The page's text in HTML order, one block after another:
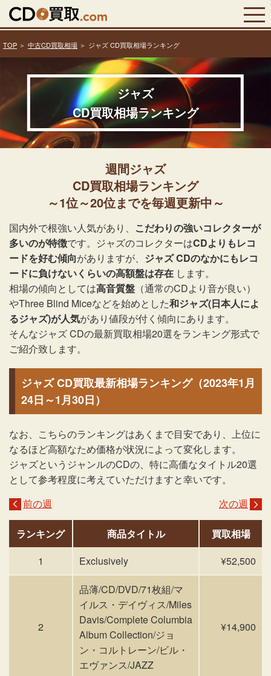
TOP 中古CD買取相場 ジャズ CD買取相場ランキング
ジャズ
CD買取相場ランキング
週間ジャズ
CD買取相場ランキング
～1位～20位までを毎週更新中～
国内外で根強い人気があり、 こだわりの強いコレクターが
多いのが特徴です。ジャズのコレクターはCDよりもレコ
ードを好む傾向がありますが、 ジャズ CDのなかにもレコ
ードに負けないくらいの高額盤は存在 します。
相場の傾向としては高音質盤 （通常のCDより音が良い）
やThree Blind Miceなどを始めとした和ジャズ(日本人によ
るジャズ)が人気があり値段が付く傾向にあります。
そんなジャズ CDの最新買取相場20選をランキング形式で
ご紹介致します。
ジャズ CD買取最新相場ランキング（2023年1月
24日～1月30日）
なお、こちらのランキングはあくまで目安であり、上位に
なるほど高額なため価格が状況によって変化します。
ジャズというジャンルのCDの、特に高価なタイトル20選
として参考程度に考えていただけますと幸いです。
前の週
次の週
ランキング 商品タイトル
買取相場
1
Exclusively ¥52,500
2
品薄/CD/DVD/71枚組/マ
イルス・デイヴィス/Miles
Davis/Complete Columbia
Album Collection/ジョ
ン・コルトレーン/ビル・
エヴァンス/JAZZ
¥14,900